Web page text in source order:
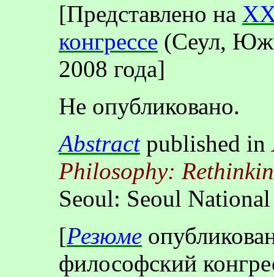
[Представлено на
конгреccе (Сеул,
2008 года]
Не опубликовано.
Abstractpublished in
Philosophy:
Seoul: Seoul National
[Резюме
философский